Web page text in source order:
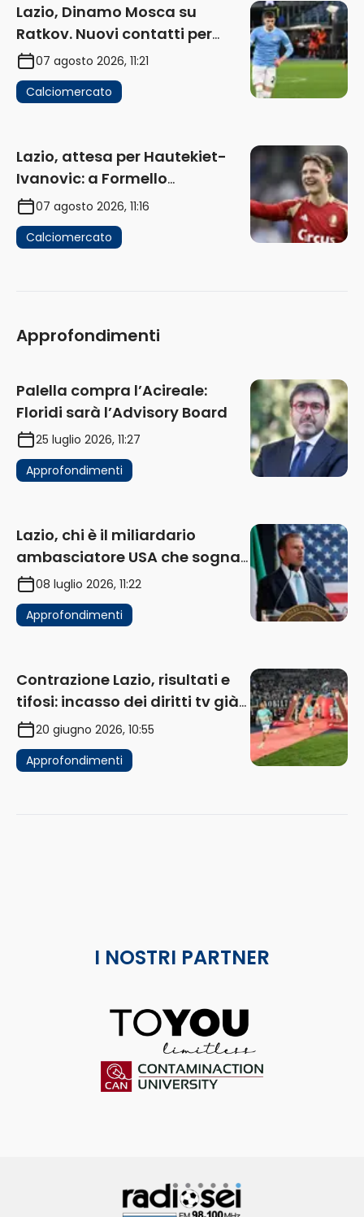
Lazio, Dinamo Mosca su
Ratkov. Nuovi contatti per
Pinamonti
07 agosto 2026, 11:21
Calciomercato
Lazio, attesa per Hautekiet-
Ivanovic: a Formello
attendono risposte
07 agosto 2026, 11:16
Calciomercato
Approfondimenti
Palella compra l’Acireale:
Floridi sarà l’Advisory Board
25 luglio 2026, 11:27
Approfondimenti
Lazio, chi è il miliardario
ambasciatore USA che sogna
di acquistare un club in Italia
08 luglio 2026, 11:22
Approfondimenti
Contrazione Lazio, risultati e
tifosi: incasso dei diritti tv già
in flessione
20 giugno 2026, 10:55
Approfondimenti
I NOSTRI PARTNER
ToYou